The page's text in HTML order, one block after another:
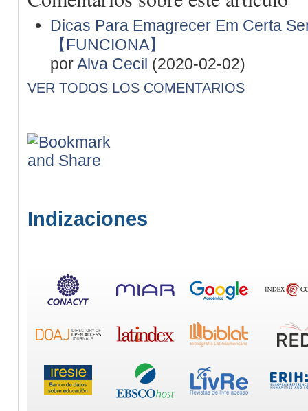
Dicas Para Emagrecer Em Certa
【FUNCIONA】
porAlva Cecil (2020-02-02)
VER TODOS LOS COMENTARIOS
Indizaciones